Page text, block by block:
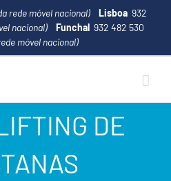
rede móvel nacional) Lisboa 932
nacional) Funchal 932 482 530
móvel nacional)
DE